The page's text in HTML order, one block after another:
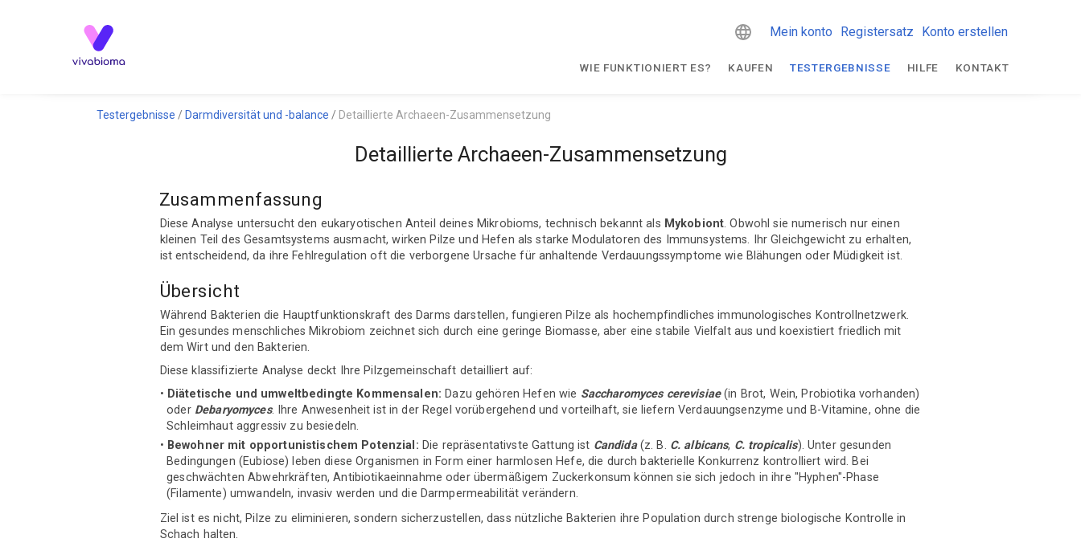
Mein konto Registersatz Konto erstellen
WIE FUNKTIONIERT ES? KAUFEN TESTERGEBNISSE HILFE KONTAKT
Testergebnisse Darmdiversität und -balance Detaillierte Archaeen-Zusammensetzung
Detaillierte Archaeen-Zusammensetzung
Zusammenfassung
Diese Analyse untersucht den eukaryotischen Anteil deines Mikrobioms, technisch bekannt als Mykobiont. Obwohl sie numerisch nur einen
kleinen Teil des Gesamtsystems ausmacht, wirken Pilze und Hefen als starke Modulatoren des Immunsystems. Ihr Gleichgewicht zu erhalten,
ist entscheidend, da ihre Fehlregulation oft die verborgene Ursache für anhaltende Verdauungssymptome wie Blähungen oder Müdigkeit ist.
Übersicht
Während Bakterien die Hauptfunktionskraft des Darms darstellen, fungieren Pilze als hochempfindliches immunologisches Kontrollnetzwerk.
Ein gesundes menschliches Mikrobiom zeichnet sich durch eine geringe Biomasse, aber eine stabile Vielfalt aus und koexistiert friedlich mit
dem Wirt und den Bakterien.
Diese klassifizierte Analyse deckt Ihre Pilzgemeinschaft detailliert auf:
Diätetische und umweltbedingte Kommensalen: Dazu gehören Hefen wie Saccharomyces cerevisiae(in Brot, Wein, Probiotika vorhanden)
oder Debaryomyces. Ihre Anwesenheit ist in der Regel vorübergehend und vorteilhaft, sie liefern Verdauungsenzyme und B-Vitamine, ohne die
Schleimhaut aggressiv zu besiedeln.
Bewohner mit opportunistischem Potenzial: Die repräsentativste Gattung ist Candida(z. B. C. albicans, C. tropicalis). Unter gesunden
Bedingungen (Eubiose) leben diese Organismen in Form einer harmlosen Hefe, die durch bakterielle Konkurrenz kontrolliert wird. Bei
geschwächten Abwehrkräften, Antibiotikaeinnahme oder übermäßigem Zuckerkonsum können sie sich jedoch in ihre "Hyphen"-Phase
(Filamente) umwandeln, invasiv werden und die Darmpermeabilität verändern.
Ziel ist es nicht, Pilze zu eliminieren, sondern sicherzustellen, dass nützliche Bakterien ihre Population durch strenge biologische Kontrolle in
Schach halten.